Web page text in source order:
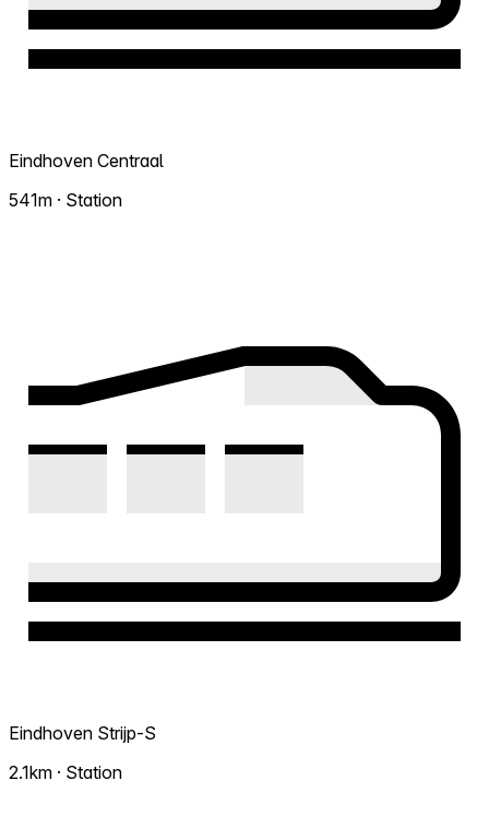
Eindhoven Centraal
541m · Station
Eindhoven Strijp-S
2.1km · Station